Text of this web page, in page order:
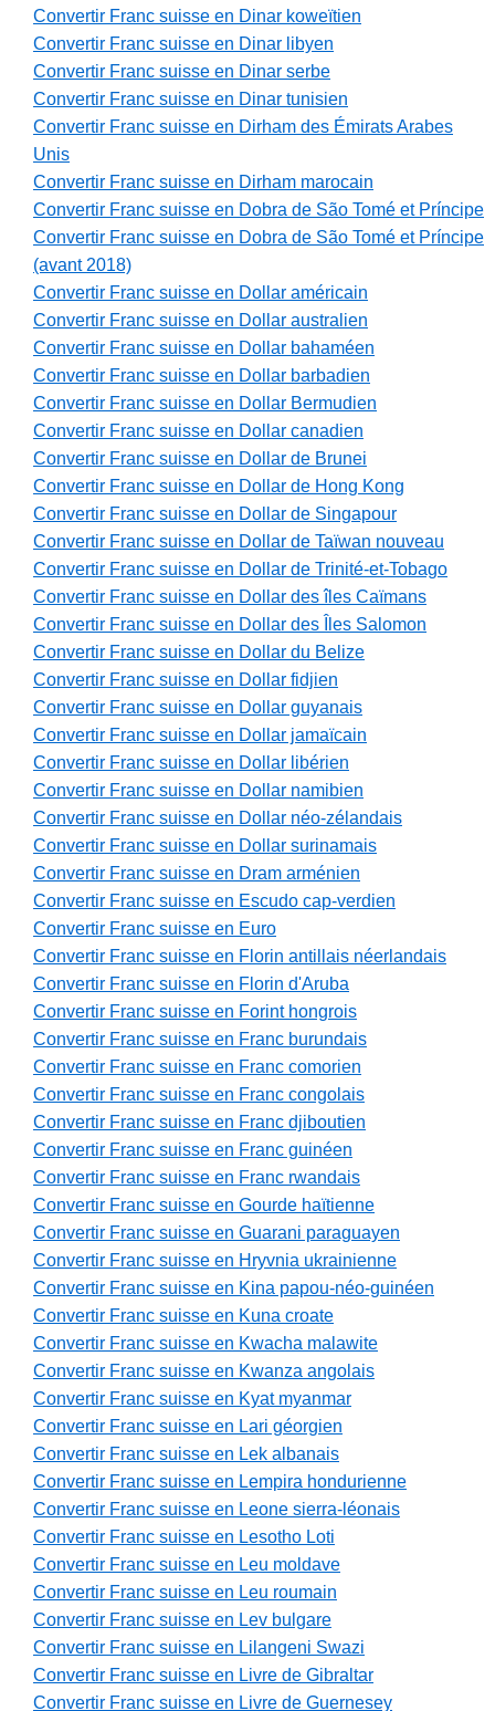
Convertir Franc suisse en Dinar koweïtien
Convertir Franc suisse en Dinar libyen
Convertir Franc suisse en Dinar serbe
Convertir Franc suisse en Dinar tunisien
Convertir Franc suisse en Dirham des Émirats Arabes
Unis
Convertir Franc suisse en Dirham marocain
Convertir Franc suisse en Dobra de São Tomé et Príncipe
Convertir Franc suisse en Dobra de São Tomé et Príncipe
(avant 2018)
Convertir Franc suisse en Dollar américain
Convertir Franc suisse en Dollar australien
Convertir Franc suisse en Dollar bahaméen
Convertir Franc suisse en Dollar barbadien
Convertir Franc suisse en Dollar Bermudien
Convertir Franc suisse en Dollar canadien
Convertir Franc suisse en Dollar de Brunei
Convertir Franc suisse en Dollar de Hong Kong
Convertir Franc suisse en Dollar de Singapour
Convertir Franc suisse en Dollar de Taïwan nouveau
Convertir Franc suisse en Dollar de Trinité-et-Tobago
Convertir Franc suisse en Dollar des îles Caïmans
Convertir Franc suisse en Dollar des Îles Salomon
Convertir Franc suisse en Dollar du Belize
Convertir Franc suisse en Dollar fidjien
Convertir Franc suisse en Dollar guyanais
Convertir Franc suisse en Dollar jamaïcain
Convertir Franc suisse en Dollar libérien
Convertir Franc suisse en Dollar namibien
Convertir Franc suisse en Dollar néo-zélandais
Convertir Franc suisse en Dollar surinamais
Convertir Franc suisse en Dram arménien
Convertir Franc suisse en Escudo cap-verdien
Convertir Franc suisse en Euro
Convertir Franc suisse en Florin antillais néerlandais
Convertir Franc suisse en Florin d'Aruba
Convertir Franc suisse en Forint hongrois
Convertir Franc suisse en Franc burundais
Convertir Franc suisse en Franc comorien
Convertir Franc suisse en Franc congolais
Convertir Franc suisse en Franc djiboutien
Convertir Franc suisse en Franc guinéen
Convertir Franc suisse en Franc rwandais
Convertir Franc suisse en Gourde haïtienne
Convertir Franc suisse en Guarani paraguayen
Convertir Franc suisse en Hryvnia ukrainienne
Convertir Franc suisse en Kina papou-néo-guinéen
Convertir Franc suisse en Kuna croate
Convertir Franc suisse en Kwacha malawite
Convertir Franc suisse en Kwanza angolais
Convertir Franc suisse en Kyat myanmar
Convertir Franc suisse en Lari géorgien
Convertir Franc suisse en Lek albanais
Convertir Franc suisse en Lempira hondurienne
Convertir Franc suisse en Leone sierra-léonais
Convertir Franc suisse en Lesotho Loti
Convertir Franc suisse en Leu moldave
Convertir Franc suisse en Leu roumain
Convertir Franc suisse en Lev bulgare
Convertir Franc suisse en Lilangeni Swazi
Convertir Franc suisse en Livre de Gibraltar
Convertir Franc suisse en Livre de Guernesey